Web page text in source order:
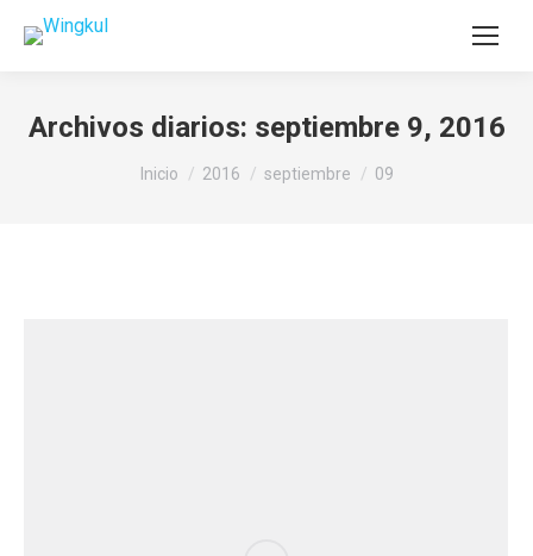
Archivos diarios: septiembre 9, 2016
Estás aquí:
Inicio 2016 septiembre 09